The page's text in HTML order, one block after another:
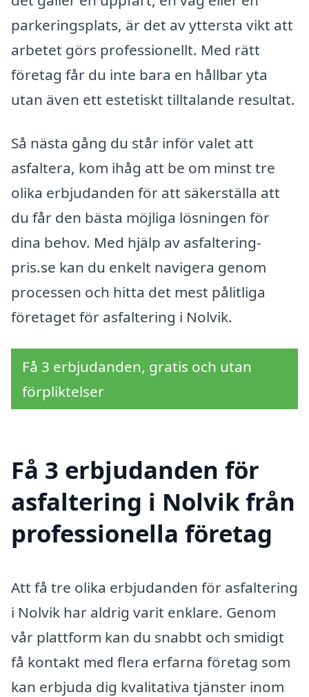
parkeringsplats, är det av yttersta vikt att
arbetet görs professionellt. Med rätt
företag får du inte bara en hållbar yta
utan även ett estetiskt tilltalande resultat.
Så nästa gång du står inför valet att
asfaltera, kom ihåg att be om minst tre
olika erbjudanden för att säkerställa att
du får den bästa möjliga lösningen för
dina behov. Med hjälp av asfaltering-
pris.se kan du enkelt navigera genom
processen och hitta det mest pålitliga
företaget för asfaltering i Nolvik.
Få 3 erbjudanden, gratis och utan
förpliktelser
Få 3 erbjudanden för
asfaltering i Nolvik från
professionella företag
Att få tre olika erbjudanden för asfaltering
i Nolvik har aldrig varit enklare. Genom
vår plattform kan du snabbt och smidigt
få kontakt med flera erfarna företag som
kan erbjuda dig kvalitativa tjänster inom